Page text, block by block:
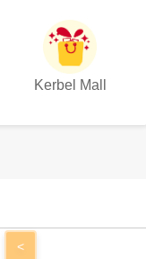
Kerbel Mall
<